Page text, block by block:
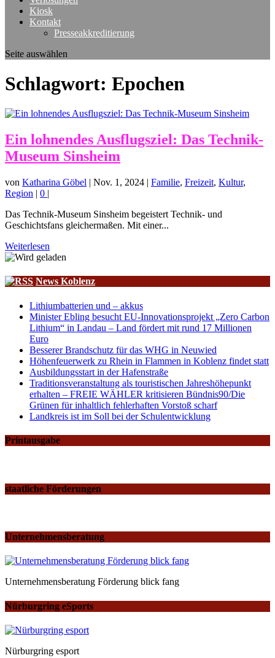
Kiosk
Kontakt
Presseakkreditierung
Seite auswählen
Schlagwort: Epochen
Ein lohnendes Ausflugsziel: Das Technik-
Museum Sinsheim
von Katharina Göbel | Nov. 1, 2024 | Familie, Freizeit, Kultur,
Region | 0 |
Das Technik-Museum Sinsheim begeistert Technik- und
Geschichtsfans gleichermaßen. Mit einer...
Weiterlesen
News Koblenz
Lithiumbatterien und – akkus
Minister Ebling besucht EU-Innovationsprojekt „Zero Carbon
Lithium“ in Landau – Land fördert mit rund 17 Millionen
Euro
Besserer Brandschutz für das WHG in Neuwied
Höhenfeuerwerk zu Rhein in Flammen in Koblenz findet statt
Ausbildungsstart in der Hafenstraße
Traditionsveranstaltung als touristischen Jahreshöhepunkt
erhalten – FREIE WÄHLER kritisieren Bündnis90/Die
Grünen für inhaltlich fehlerhaften Vorstoß scharf
Landkreis ist im Soll bei der Schulentwicklung
Printausgabe
staatliche Förderungen
Unternehmensberatung
Unternehmensberatung Förderung blick fang
Nürburgring eSports
Nürburgring esport